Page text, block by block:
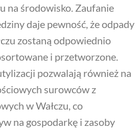
na środowisko. Zaufanie
daje pewność, że odpady
zostaną odpowiednio
i przetworzone.
pozwalają również na
surowców z
w Wałczu, co
na gospodarkę i zasoby